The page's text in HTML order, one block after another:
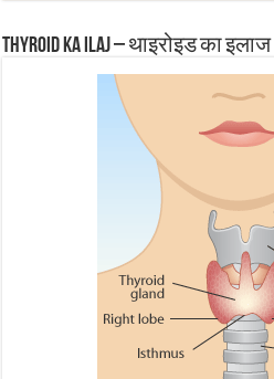
Thyroid ka ilaj – थाइरोइड का इलाज